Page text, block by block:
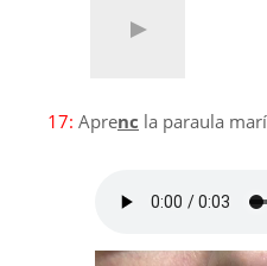
17: Aprenc la paraula